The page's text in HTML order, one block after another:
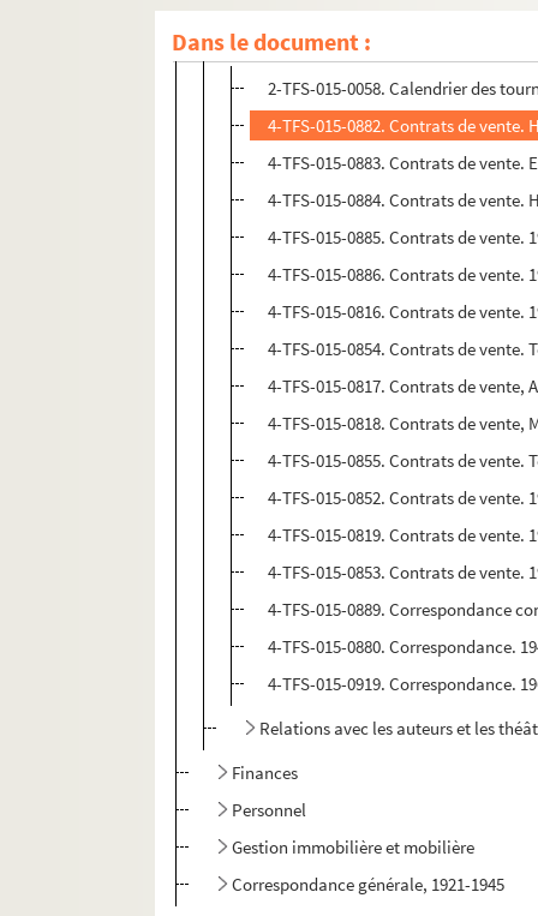
Dans le document :
Relations avec les municipalités
2-TFS-015-0058. Calendrier des
4-TFS-015-0882. Contrats de vente.
4-TFS-015-0883. Contrats de vente.
4-TFS-015-0884. Contrats de vente.
4-TFS-015-0885. Contrats de vente.
4-TFS-015-0886. Contrats de vente.
4-TFS-015-0816. Contrats de vente.
4-TFS-015-0854. Contrats de vente.
4-TFS-015-0817. Contrats de vente,
4-TFS-015-0818. Contrats de vente,
4-TFS-015-0855. Contrats de vente.
4-TFS-015-0852. Contrats de vente.
4-TFS-015-0819. Contrats de vente.
4-TFS-015-0853. Contrats de vente.
4-TFS-015-0889. Correspondance
4-TFS-015-0880. Correspondance.
4-TFS-015-0919. Correspondance.
Relations avec les auteurs et les
Finances
Personnel
Gestion immobilière et mobilière
Correspondance générale, 1921-1945